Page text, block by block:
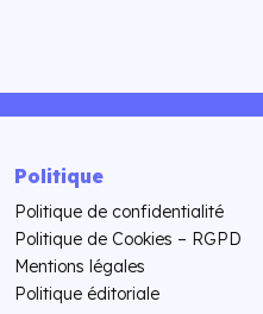
Politique
Politique de confidentialité
Politique de Cookies – RGPD
Mentions légales
Politique éditoriale